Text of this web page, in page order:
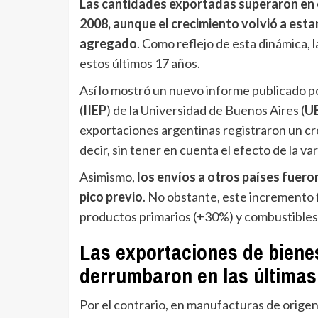
Las cantidades exportadas superaron
2008, aunque el crecimiento volvió a
agregado. Como reflejo de esta
estos últimos 17 años.
Así lo mostró un nuevo informe publicado
(IIEP) de la Universidad de Buenos Aires (
exportaciones argentinas registraron un
decir, sin tener en cuenta el efecto de la
Asimismo, los envíos a otros países
pico previo. No obstante, este incremento
productos primarios (+30%) y
Las exportaciones de
derrumbaron en las
Por el contrario, en manufacturas de